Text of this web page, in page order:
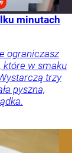
minutach
ograniczasz
które w smaku
trzy
pyszna,